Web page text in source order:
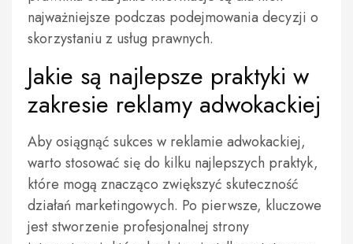
najważniejsze podczas podejmowania decyzji o
skorzystaniu z usług prawnych.
Jakie są najlepsze praktyki w
zakresie reklamy adwokackiej
Aby osiągnąć sukces w reklamie adwokackiej,
warto stosować się do kilku najlepszych praktyk,
które mogą znacząco zwiększyć skuteczność
działań marketingowych. Po pierwsze, kluczowe
jest stworzenie profesjonalnej strony